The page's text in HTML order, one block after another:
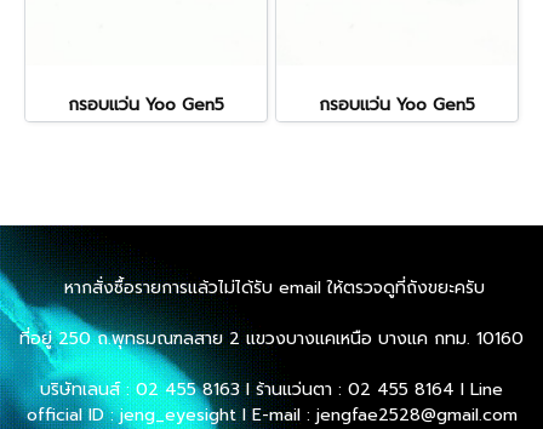
กรอบแว่น Yoo Gen5 กรอบแว่น Yoo Gen5
หากสั่งซื้อรายการแล้วไม่ได้รับ email ให้ตรวจดูที่ถังขยะครับ
ที่อยู่ 250 ถ.พุทธมณฑลสาย 2 แขวงบางแคเหนือ บางแค กทม. 10160
บริษัทเลนส์ : 02 455 8163 l ร้านแว่นตา : 02 455 8164 l Line
official ID : jeng_eyesight l E-mail : jengfae2528@gmail.com